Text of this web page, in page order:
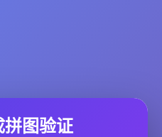
拼图验证